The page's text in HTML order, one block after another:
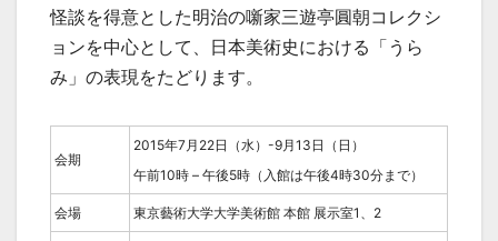
怪談を得意とした明治の噺家三遊亭圓朝コレクシ
ョンを中心として、日本美術史における「うら
み」の表現をたどります。
会期
2015年7月22日（水）-9月13日（日）
午前10時 – 午後5時（入館は午後4時30分まで）
会場 東京藝術大学大学美術館 本館 展示室1、2